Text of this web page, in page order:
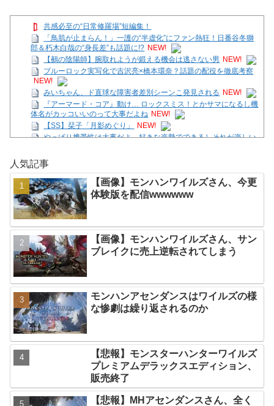
共感必至の“日常修羅場”短編集！
「鳥肌が止まらん！」一護の“半虚化”にファン熱狂！日番谷冬獅
郎＆朽木白哉の“身長差”も話題に!? NEW!
【鵺の陰陽師】腕取れようが鍛える機会は逃さない男 NEW!
ブルーロック実写化で吉沢亮×橋本環奈？話題の配役を徹底考察
NEW!
みいちゃん、ド直球な障害者差別シーンこ発見される NEW!
『アーマード・コア』動け… ロックスミス！とかサマになるし機
体名がカッコいいのって大事だよね NEW!
【SS】栞子「月影めぐり」
NEW!
やっぱり携帯性は大事だよ、好きな姿勢でできるしそれが楽しい
【画像】モンハンワイルズさん、サンブレイクに売上逆転されて
しまう
みいちゃん、ド直球な障害者差別シーンこ発見される
NEW!
『アーマード・コア』動け… ロックスミス！とかサマになるし機
体名がカッコいいのって大事だよね
Powered by livedoor 相互RSS
人気記事
【画像】モンハンワイルズさん、今更
体験版を配信wwwwww
【画像】モンハンワイルズさん、サン
ブレイクに売上逆転されてしまう
モンハンアセンダンスはワイルズの様
な惨劇は繰り返されるのか
【悲報】モンスターハンターワイルズ
プレミアムデラックスエディション、
販売終了
【悲報】MHアセンダンスさん、全く